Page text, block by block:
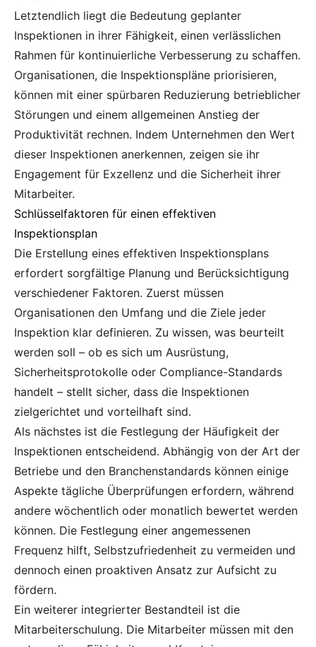
Letztendlich liegt die Bedeutung geplanter
Inspektionen in ihrer Fähigkeit, einen verlässlichen
Rahmen für kontinuierliche Verbesserung zu schaffen.
Organisationen, die Inspektionspläne priorisieren,
können mit einer spürbaren Reduzierung betrieblicher
Störungen und einem allgemeinen Anstieg der
Produktivität rechnen. Indem Unternehmen den Wert
dieser Inspektionen anerkennen, zeigen sie ihr
Engagement für Exzellenz und die Sicherheit ihrer
Mitarbeiter.
Schlüsselfaktoren für einen effektiven
Inspektionsplan
Die Erstellung eines effektiven Inspektionsplans
erfordert sorgfältige Planung und Berücksichtigung
verschiedener Faktoren. Zuerst müssen
Organisationen den Umfang und die Ziele jeder
Inspektion klar definieren. Zu wissen, was beurteilt
werden soll – ob es sich um Ausrüstung,
Sicherheitsprotokolle oder Compliance-Standards
handelt – stellt sicher, dass die Inspektionen
zielgerichtet und vorteilhaft sind.
Als nächstes ist die Festlegung der Häufigkeit der
Inspektionen entscheidend. Abhängig von der Art der
Betriebe und den Branchenstandards können einige
Aspekte tägliche Überprüfungen erfordern, während
andere wöchentlich oder monatlich bewertet werden
können. Die Festlegung einer angemessenen
Frequenz hilft, Selbstzufriedenheit zu vermeiden und
dennoch einen proaktiven Ansatz zur Aufsicht zu
fördern.
Ein weiterer integrierter Bestandteil ist die
Mitarbeiterschulung. Die Mitarbeiter müssen mit den